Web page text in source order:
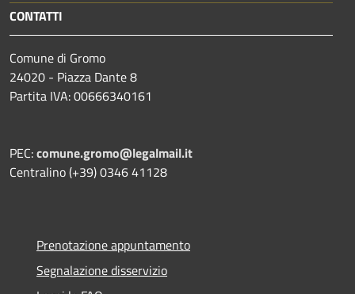
CONTATTI
Comune di Gromo
24020 - Piazza Dante 8
Partita IVA: 00666340161
PEC:comune.gromo@legalmail.it
Centralino (+39) 0346 41128
Prenotazione appuntamento
Segnalazione disservizio